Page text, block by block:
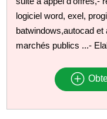
logiciel word, exel,
batwindows,autocad
marchés publics ...-